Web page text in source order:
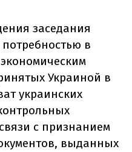
заседания
в
Украиной в
украинских
с признанием
выданных